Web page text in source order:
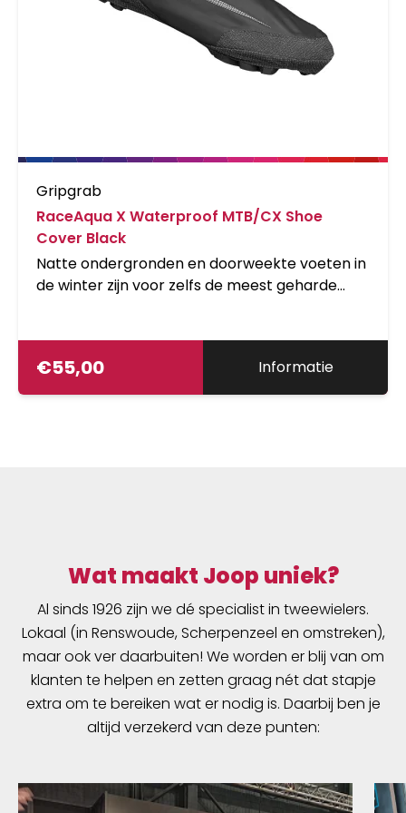
Gripgrab
RaceAqua X Waterproof MTB/CX Shoe
Cover Black
Natte ondergronden en doorweekte voeten in
de winter zijn voor zelfs de meest geharde
fietsschoenen met SPD-aansluiting tegen
regen, modder en opspattend water wanneer
De overschoenen zijn gemaakt voor ritten op
natte, druilerige dagen in de lente en herfst.
De waterdichte, niet-ge&iuml;soleerde
elastische stof cre&euml;ert een nauwsluitend
profiel om offroad fietsschoenen. Het ontwerp
met open zool van deze waterbestendige
offroad overschoenen is speciaal gevormd
naar de aansluiting van MTB SPD-schoenen.
Dankzij het offroad design en de slijtvaste
met deze overschoenen zonder dat ze snel
slijten. Deze overschoenen hebben een
€55,00 Informatie
Wat maakt Joop uniek?
Al sinds 1926 zijn we dé specialist in tweewielers.
Lokaal (in Renswoude, Scherpenzeel en omstreken),
maar ook ver daarbuiten! We worden er blij van om
klanten te helpen en zetten graag nét dat stapje
extra om te bereiken wat er nodig is. Daarbij ben je
altijd verzekerd van deze punten: